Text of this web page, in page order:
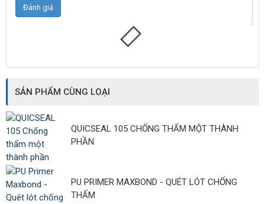
SẢN PHẨM CÙNG LOẠI
QUICSEAL 105 CHỐNG THẤM MỘT THÀNH
PHẦN
PU PRIMER MAXBOND - QUÉT LÓT CHỐNG
THẤM